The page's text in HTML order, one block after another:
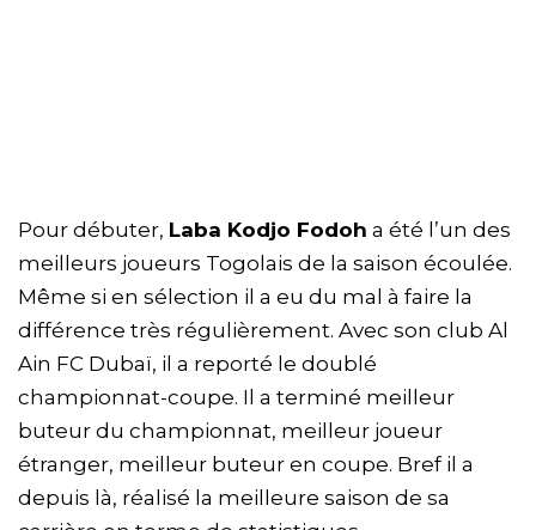
Pour débuter, Laba Kodjo Fodoh a été l’un des
meilleurs joueurs Togolais de la saison écoulée.
Même si en sélection il a eu du mal à faire la
différence très régulièrement. Avec son club Al
Ain FC Dubaï, il a reporté le doublé
championnat-coupe. Il a terminé meilleur
buteur du championnat, meilleur joueur
étranger, meilleur buteur en coupe. Bref il a
depuis là, réalisé la meilleure saison de sa